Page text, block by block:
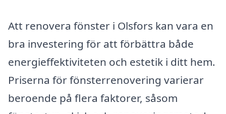
Att renovera fönster i Olsfors kan vara en
bra investering för att förbättra både
energieffektiviteten och estetik i ditt hem.
Priserna för fönsterrenovering varierar
beroende på flera faktorer, såsom